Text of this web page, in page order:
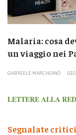
Malaria: cosa
un viaggio nei
GABRIELE MARCHIANÒ
LETTERE ALLA
Segnalate